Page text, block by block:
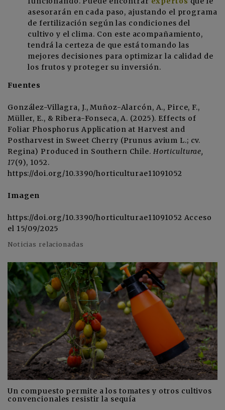
asesorarán en cada paso, ajustando el programa
de fertilización según las condiciones del
cultivo y el clima. Con este acompañamiento,
tendrá la certeza de que está tomando las
mejores decisiones para optimizar la calidad de
los frutos y proteger su inversión.
Fuentes
González-Villagra, J., Muñoz-Alarcón, A., Pirce, F.,
Müller, E., & Ribera-Fonseca, A. (2025). Effects of
Foliar Phosphorus Application at Harvest and
Postharvest in Sweet Cherry (Prunus avium L.; cv.
Regina) Produced in Southern Chile. Horticulturae,
17(9), 1052.
https://doi.org/10.3390/horticulturae11091052
Imagen
https://doi.org/10.3390/horticulturae11091052 Acceso
el 15/09/2025
Noticias relacionadas
Un compuesto permite a los tomates y otros cultivos
convencionales resistir la sequía